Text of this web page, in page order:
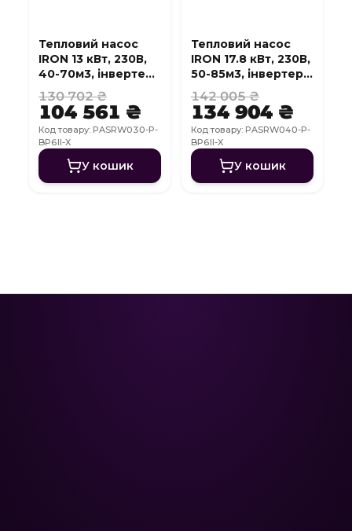
Тепловий насос
IRON 13 кВт, 230В,
40-70м3, інвертер,
з охолодженням,
WI-FI
130 702 ₴
104 561 ₴
Код товару: PASRW030-P-
BP6II-X
У кошик
Тепловий насос
IRON 17.8 кВт, 230В,
50-85м3, інвертер,
з охолодженням,
WI-FI
142 005 ₴
134 904 ₴
Код товару: PASRW040-P-
BP6II-X
У кошик